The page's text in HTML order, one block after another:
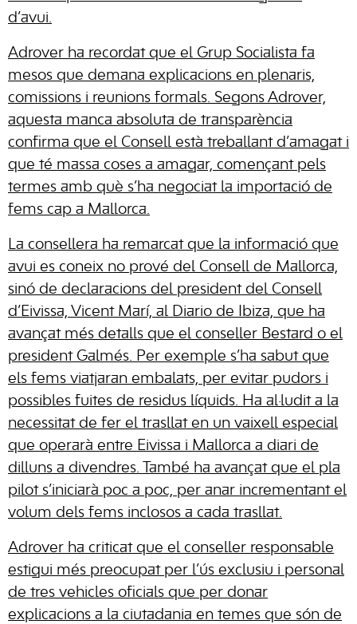
d’avui.
Adrover ha recordat que el Grup Socialista fa
mesos que demana explicacions en plenaris,
comissions i reunions formals. Segons Adrover,
aquesta manca absoluta de transparència
confirma que el Consell està treballant d’amagat i
que té massa coses a amagar, començant pels
termes amb què s’ha negociat la importació de
fems cap a Mallorca.
La consellera ha remarcat que la informació que
avui es coneix no prové del Consell de Mallorca,
sinó de declaracions del president del Consell
d’Eivissa, Vicent Marí, al Diario de Ibiza, que ha
avançat més detalls que el conseller Bestard o el
president Galmés. Per exemple s’ha sabut que
els fems viatjaran embalats, per evitar pudors i
possibles fuites de residus líquids. Ha al·ludit a la
necessitat de fer el trasllat en un vaixell especial
que operarà entre Eivissa i Mallorca a diari de
dilluns a divendres. També ha avançat que el pla
pilot s’iniciarà poc a poc, per anar incrementant el
volum dels fems inclosos a cada trasllat.
Adrover ha criticat que el conseller responsable
estigui més preocupat per l’ús exclusiu i personal
de tres vehicles oficials que per donar
explicacions a la ciutadania en temes que són de